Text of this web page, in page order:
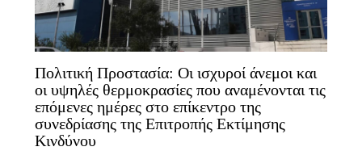
Πολιτική Προστασία: Οι ισχυροί άνεμοι και
οι υψηλές θερμοκρασίες που αναμένονται τις
επόμενες ημέρες στο επίκεντρο της
συνεδρίασης της Επιτροπής Εκτίμησης
Κινδύνου